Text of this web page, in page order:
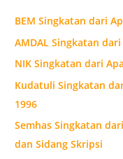
t
u
k
:
BEM Singkatan dari
AMDAL Singkatan
NIK Singkatan dari
Kudatuli Singkatan
1996
Semhas Singkatan
dan Sidang Skripsi